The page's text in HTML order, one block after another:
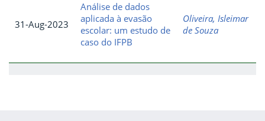
31-Aug-2023
Análise de dados
aplicada à evasão
escolar: um estudo de
caso do IFPB
Oliveira, Isleimar
de Souza